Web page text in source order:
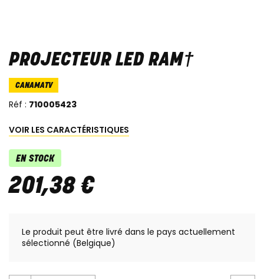
PROJECTEUR LED RAM†
CANAMATV
Réf : 710005423
VOIR LES CARACTÉRISTIQUES
EN STOCK
201,38 €
Le produit peut être livré dans le pays actuellement
sélectionné (Belgique)